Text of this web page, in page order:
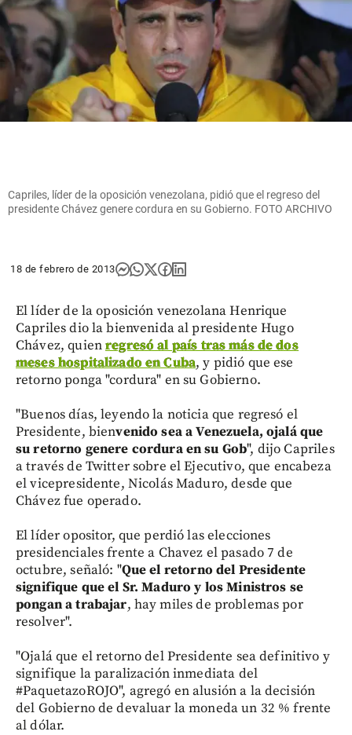
Capriles, líder de la oposición venezolana, pidió que el regreso del
presidente Chávez genere cordura en su Gobierno. FOTO ARCHIVO
18 de febrero de 2013
El líder de la oposición venezolana Henrique
Capriles dio la bienvenida al presidente Hugo
Chávez, quienregresó al país tras más de dos
meses hospitalizado en Cuba, y pidió que ese
retorno ponga "cordura" en su Gobierno.
"Buenos días, leyendo la noticia que regresó el
Presidente, bienvenido sea a Venezuela, ojalá que
su retorno genere cordura en su Gob", dijo Capriles
a través de Twitter sobre el Ejecutivo, que encabeza
el vicepresidente, Nicolás Maduro, desde que
Chávez fue operado.
El líder opositor, que perdió las elecciones
presidenciales frente a Chavez el pasado 7 de
octubre, señaló: "Que el retorno del Presidente
signifique que el Sr. Maduro y los Ministros se
pongan a trabajar, hay miles de problemas por
resolver".
"Ojalá que el retorno del Presidente sea definitivo y
signifique la paralización inmediata del
#PaquetazoROJO", agregó en alusión a la decisión
del Gobierno de devaluar la moneda un 32 % frente
al dólar.